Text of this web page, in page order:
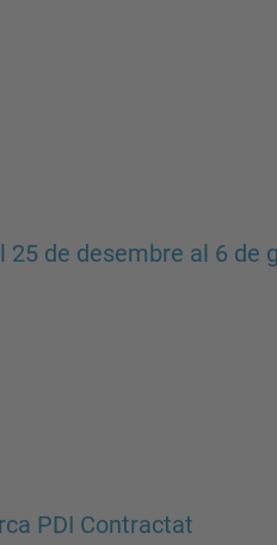
25 de desembre al 6 de
PDI Contractat